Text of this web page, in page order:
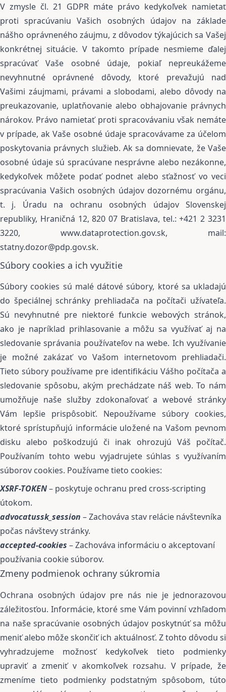
V zmysle čl. 21 GDPR máte právo kedykoľvek namietať
proti spracúvaniu Vašich osobných údajov na základe
nášho oprávneného záujmu, z dôvodov týkajúcich sa Vašej
konkrétnej situácie. V takomto prípade nesmieme ďalej
spracúvať Vaše osobné údaje, pokiaľ nepreukážeme
nevyhnutné oprávnené dôvody, ktoré prevažujú nad
Vašimi záujmami, právami a slobodami, alebo dôvody na
preukazovanie, uplatňovanie alebo obhajovanie právnych
nárokov. Právo namietať proti spracovávaniu však nemáte
v prípade, ak Vaše osobné údaje spracovávame za účelom
poskytovania právnych služieb. Ak sa domnievate, že Vaše
osobné údaje sú spracúvane nesprávne alebo nezákonne,
kedykoľvek môžete podať podnet alebo sťažnosť vo veci
spracúvania Vašich osobných údajov dozornému orgánu,
t. j. Úradu na ochranu osobných údajov Slovenskej
republiky, Hraničná 12, 820 07 Bratislava, tel.: +421 2 3231
3220, www.dataprotection.gov.sk, mail:
statny.dozor@pdp.gov.sk.
Súbory cookies a ich využitie
Súbory cookies sú malé dátové súbory, ktoré sa ukladajú
do špeciálnej schránky prehliadača na počítači užívateľa.
Sú nevyhnutné pre niektoré funkcie webových stránok,
ako je napríklad prihlasovanie a môžu sa využívať aj na
sledovanie správania používateľov na webe. Ich využívanie
je možné zakázať vo Vašom internetovom prehliadači.
Tieto súbory používame pre identifikáciu Vášho počítača a
sledovanie spôsobu, akým prechádzate náš web. To nám
umožňuje naše služby zdokonaľovať a webové stránky
Vám lepšie prispôsobiť. Nepoužívame súbory cookies,
ktoré sprístupňujú informácie uložené na Vašom pevnom
disku alebo poškodzujú či inak ohrozujú Váš počítač.
Používaním tohto webu vyjadrujete súhlas s využívaním
súborov cookies. Používame tieto cookies:
XSRF-TOKEN– poskytuje ochranu pred cross-scripting
útokom.
advocatussk_session – Zachováva stav relácie návštevníka
počas návštevy stránky.
accepted-cookies – Zachováva informáciu o akceptovaní
používania cookie súborov.
Zmeny podmienok ochrany súkromia
Ochrana osobných údajov pre nás nie je jednorazovou
záležitosťou. Informácie, ktoré sme Vám povinní vzhľadom
na naše spracúvanie osobných údajov poskytnúť sa môžu
meniť alebo môže skončiť ich aktuálnosť. Z tohto dôvodu si
vyhradzujeme možnosť kedykoľvek tieto podmienky
upraviť a zmeniť v akomkoľvek rozsahu. V prípade, že
zmeníme tieto podmienky podstatným spôsobom, túto